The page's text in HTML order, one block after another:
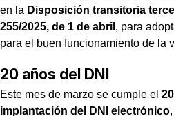
en la Disposición transitoria
255/2025, de 1 de abril , para
para el buen funcionamiento de la
20 años del DNI
Este mes de marzo se cumple el
implantación del DNI electrónico